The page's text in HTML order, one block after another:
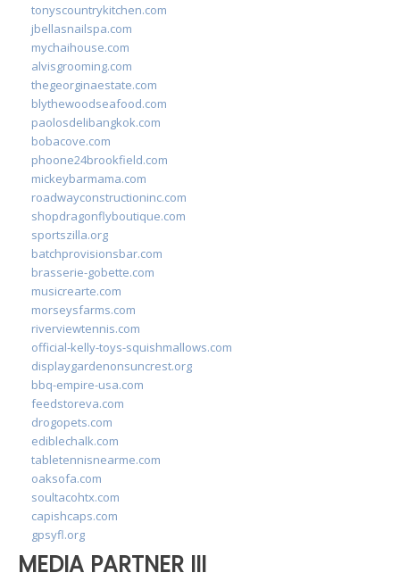
tonyscountrykitchen.com
jbellasnailspa.com
mychaihouse.com
alvisgrooming.com
thegeorginaestate.com
blythewoodseafood.com
paolosdelibangkok.com
bobacove.com
phoone24brookfield.com
mickeybarmama.com
roadwayconstructioninc.com
shopdragonflyboutique.com
sportszilla.org
batchprovisionsbar.com
brasserie-gobette.com
musicrearte.com
morseysfarms.com
riverviewtennis.com
official-kelly-toys-squishmallows.com
displaygardenonsuncrest.org
bbq-empire-usa.com
feedstoreva.com
drogopets.com
ediblechalk.com
tabletennisnearme.com
oaksofa.com
soultacohtx.com
capishcaps.com
gpsyfl.org
MEDIA PARTNER III